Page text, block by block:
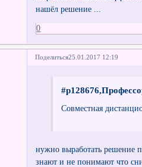
нашёл решение ...
0
Поделиться25.01.2017 12:19
Совместная
нужно выработать решение
знают и не понимают что